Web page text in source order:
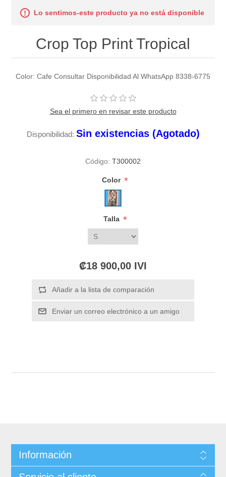
Lo sentimos-este producto ya no está disponible
Crop Top Print Tropical
Color: Cafe Consultar Disponibilidad Al WhatsApp 8338-6775
Sea el primero en revisar este producto
Disponibilidad: Sin existencias (Agotado)
Código: T300002
Color *
Talla *
₡18 900,00 IVI
Información